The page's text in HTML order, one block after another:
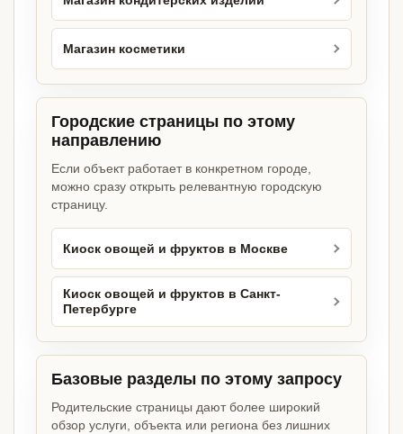
Магазин косметики
Городские страницы по этому
направлению
Если объект работает в конкретном городе,
можно сразу открыть релевантную городскую
страницу.
Киоск овощей и фруктов в Москве
Киоск овощей и фруктов в Санкт-
Петербурге
Базовые разделы по этому запросу
Родительские страницы дают более широкий
обзор услуги, объекта или региона без лишних